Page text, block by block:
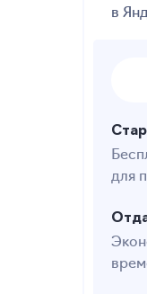
в
для